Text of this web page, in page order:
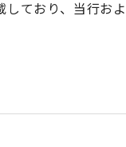
ており、当行お